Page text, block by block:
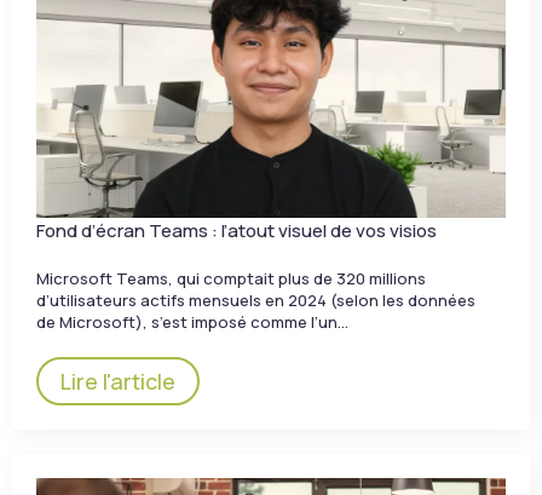
Fond d’écran Teams : l’atout visuel de vos visios
Microsoft Teams, qui comptait plus de 320 millions
d’utilisateurs actifs mensuels en 2024 (selon les données
de Microsoft), s’est imposé comme l’un…
Lire l'article